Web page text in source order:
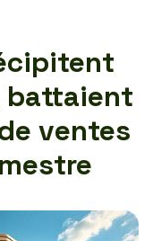
battaient
ventes